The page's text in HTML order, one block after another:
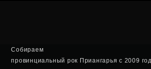
Собираем
провинциальный рок Приангарья с 2009